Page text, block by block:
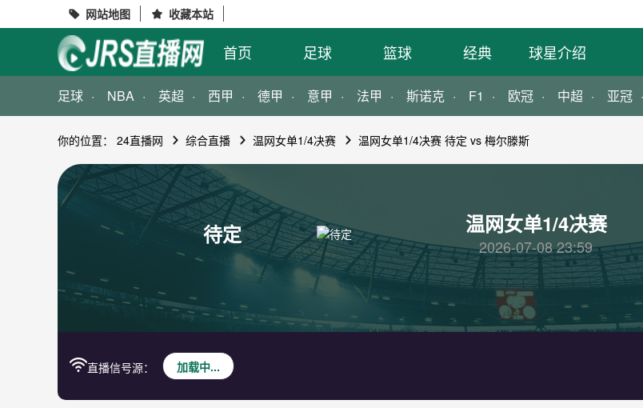
 网站地图  收藏本站
首页 足球 篮球 经典 球星介绍
足球 NBA 英超 西甲 德甲 意甲 法甲 斯诺克 F1 欧冠 中超 亚冠
你的位置： 24直播网 综合直播 温网女单1/4决赛 温网女单1/4决赛 待定 vs 梅尔滕斯
待定 温网女单1/4决赛
2026-07-08 23:59
直播信号源： 加载中...